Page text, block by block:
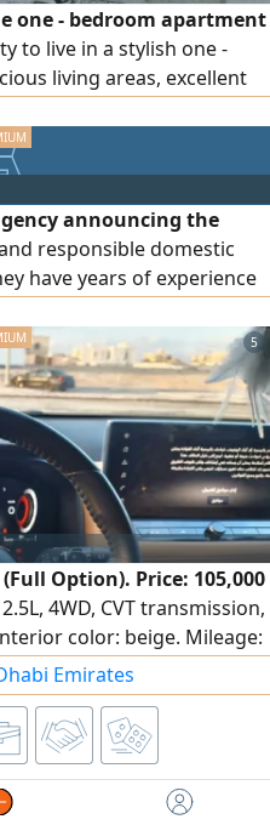
one - bedroom apartment
to live in a stylish one -
living areas, excellent
that provides the highest
apartment is brand new
Apartment features
announcing the
responsible domestic
have years of experience
in cleaning, laundry,
services. are
monthly, or overtime basis. I
available for
5
Option). Price: 105,000
4WD, CVT transmission,
color: beige. Mileage:
and protected with a
tinting. It is still under
service, with no
Emirates